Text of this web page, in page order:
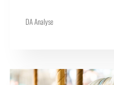
DA Analyse